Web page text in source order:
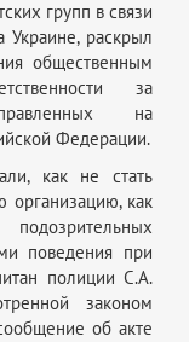
групп в связи
раскрыл
общественным
за
на
Федерации.
как не стать
организацию, как
поведения при
полиции С.А.
законом
об акте